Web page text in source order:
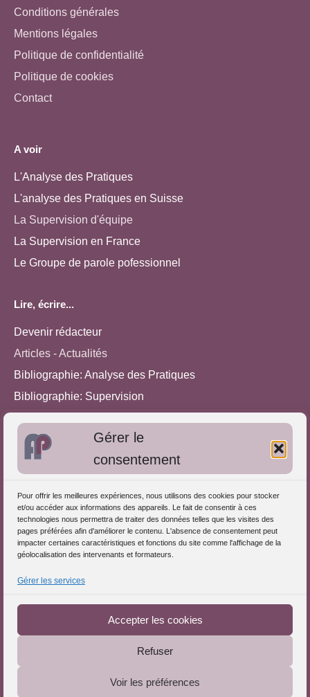
Gérer le
consentement
Pour offrir les meilleures expériences, nous utilisons des cookies pour stocker
et/ou accéder aux informations des appareils. Le fait de consentir à ces
technologies nous permettra de traiter des données telles que les visites des
pages préférées afin d'améliorer le contenu. L'absence de consentement peut
impacter certaines caractéristiques et fonctions du site comme l'affichage de la
géolocalisation des intervenants et formateurs.
Gérer les services
Accepter les cookies
Refuser
Voir les préférences
Conditions générales
Mentions légales
Politique de confidentialité
Politique de cookies
Contact
A voir
L'Analyse des Pratiques
L'analyse des Pratiques en Suisse
La Supervision d'équipe
La Supervision en France
Le Groupe de parole pofessionnel
Lire, écrire...
Devenir rédacteur
Articles - Actualités
Bibliographie: Analyse des Pratiques
Bibliographie: Supervision
Approches de l'Analyse des pratiques
S'inscrire dans l'Annuaire
Publiez vos formations
Charte déontologique
Le Portail de l'Analyse des Pratiques © 2025 - Tous droits